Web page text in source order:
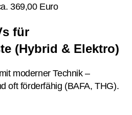
369,00 Euro
für
(Hybrid & Elektro)
moderner Technik –
oft förderfähig (BAFA, THG).